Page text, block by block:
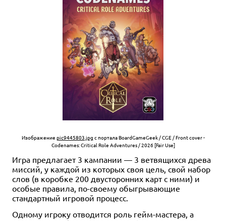
Изображение pic9445803.jpg с портала BoardGameGeek / CGE / Front cover -
Codenames: Critical Role Adventures / 2026 [Fair Use]
Игра предлагает 3 кампании — 3 ветвящихся древа
миссий, у каждой из которых своя цель, свой набор
слов (в коробке 200 двусторонних карт с ними) и
особые правила, по-своему обыгрывающие
стандартный игровой процесс.
Одному игроку отводится роль гейм-мастера, а